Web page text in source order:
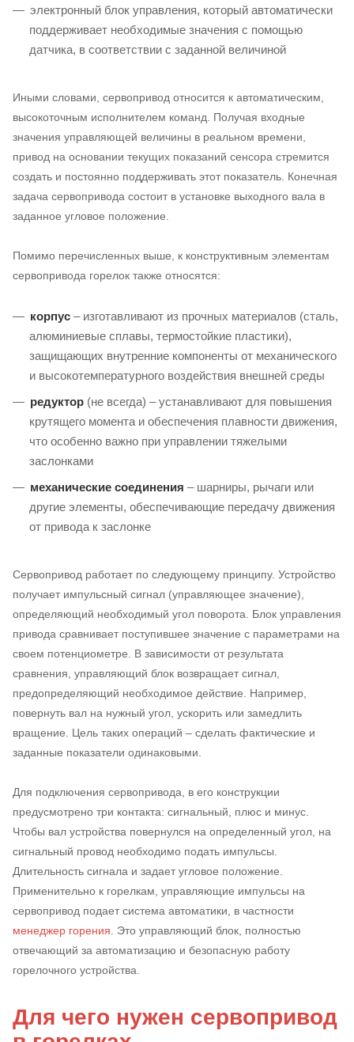
электронный блок управления, который автоматически
поддерживает необходимые значения с помощью
датчика, в соответствии с заданной величиной
Иными словами, сервопривод относится к автоматическим,
высокоточным исполнителем команд. Получая входные
значения управляющей величины в реальном времени,
привод на основании текущих показаний сенсора стремится
создать и постоянно поддерживать этот показатель. Конечная
задача сервопривода состоит в установке выходного вала в
заданное угловое положение.
Помимо перечисленных выше, к конструктивным элементам
сервопривода горелок также относятся:
корпус – изготавливают из прочных материалов (сталь,
алюминиевые сплавы, термостойкие пластики),
защищающих внутренние компоненты от механического
и высокотемпературного воздействия внешней среды
редуктор (не всегда) – устанавливают для повышения
крутящего момента и обеспечения плавности движения,
что особенно важно при управлении тяжелыми
заслонками
механические соединения – шарниры, рычаги или
другие элементы, обеспечивающие передачу движения
от привода к заслонке
Сервопривод работает по следующему принципу. Устройство
получает импульсный сигнал (управляющее значение),
определяющий необходимый угол поворота. Блок управления
привода сравнивает поступившее значение с параметрами на
своем потенциометре. В зависимости от результата
сравнения, управляющий блок возвращает сигнал,
предопределяющий необходимое действие. Например,
повернуть вал на нужный угол, ускорить или замедлить
вращение. Цель таких операций – сделать фактические и
заданные показатели одинаковыми.
Для подключения сервопривода, в его конструкции
предусмотрено три контакта: сигнальный, плюс и минус.
Чтобы вал устройства повернулся на определенный угол, на
сигнальный провод необходимо подать импульсы.
Длительность сигнала и задает угловое положение.
Применительно к горелкам, управляющие импульсы на
сервопривод подает система автоматики, в частности
менеджер горения . Это управляющий блок, полностью
отвечающий за автоматизацию и безопасную работу
горелочного устройства.
Для чего нужен сервопривод